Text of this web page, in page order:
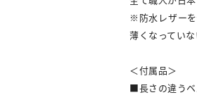
※防水レザー
薄くなってい
＜付属品＞
■長さの違うベ